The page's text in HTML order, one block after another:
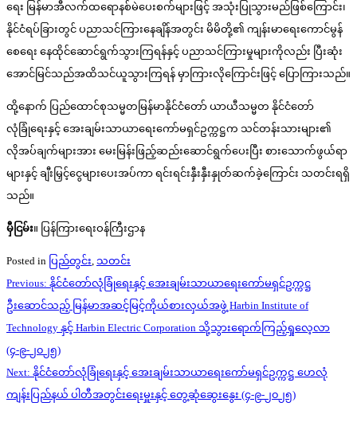
ရေး မြန်မာအီလက်ထရောနစ်မဲပေးစက်များဖြင့် အသုံးပြုသွားမည်ဖြစ်ကြောင်း၊
နိုင်ငံရပ်ခြားတွင် ပညာသင်ကြားနေချိန်အတွင်း မိမိတို့၏ ကျန်းမာရေးကောင်မွန်
စေရေး နေထိုင်ဆောင်ရွက်သွားကြရန်နှင့် ပညာသင်ကြားမှုများကိုလည်း ပြီးဆုံး
အောင်မြင်သည်အထိသင်ယူသွားကြရန် မှာကြားလိုကြောင်းဖြင့် ပြောကြားသည်။
ထို့နောက် ပြည်ထောင်စုသမ္မတမြန်မာနိုင်ငံတော် ယာယီသမ္မတ နိုင်ငံတော်
လုံခြုံရေးနှင့် အေးချမ်းသာယာရေးကော်မရှင်ဥက္ကဋ္ဌက သင်တန်းသားများ၏
လိုအပ်ချက်များအား မေးမြန်းဖြည့်ဆည်းဆောင်ရွက်ပေးပြီး စားသောက်ဖွယ်ရာ
များနှင့် ချီးမြှင့်ငွေများပေးအပ်ကာ ရင်းရင်းနှီးနှီးနှုတ်ဆက်ခဲ့ကြောင်း သတင်းရရှိ
သည်။
မှီငြမ်း။ ပြန်ကြားရေးဝန်ကြီးဌာန
Posted in ပြည်တွင်း, သတင်း
Post
navigation
Previous: နိုင်ငံတော်လုံခြုံရေးနှင့် အေးချမ်းသာယာရေးကော်မရှင်ဥက္ကဋ္ဌ
ဦးဆောင်သည့် မြန်မာအဆင့်မြင့်ကိုယ်စားလှယ်အဖွဲ့ Harbin Institute of
Technology နှင့် Harbin Electric Corporation သို့သွားရောက်ကြည့်ရှုလေ့လာ
(၄-၉-၂၀၂၅)
Next: နိုင်ငံတော်လုံခြုံရေးနှင့် အေးချမ်းသာယာရေးကော်မရှင်ဥက္ကဋ္ဌ ဟေလုံ
ကျန်းပြည်နယ် ပါတီအတွင်းရေးမှူးနှင့် တွေ့ဆုံဆွေးနွေး (၄-၉-၂၀၂၅)